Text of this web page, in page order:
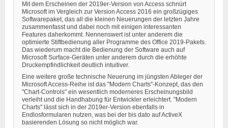
Mit dem Erscheinen der 2019er-Version von Access schnürt
Microsoft im Vergleich zur Version Access 2016 ein großzügiges
Softwarepaket, das all die kleinen Neuerungen der letzten Jahre
zusammenfasst und dabei noch mit einigen interessanten
Features daherkommt. Nennenswert ist unter anderem die
optimierte Stiftbedienung aller Programme des Office 2019-Pakets.
Das wiederum macht die Bedienung der Software auch auf
Microsoft Surface-Geräten unter anderem durch die erhöhte
Druckempfindlichkeit deutlich intuitiver.
Eine weitere große technische Neuerung im jüngsten Ableger der
Microsoft Access-Reihe ist das "Modern Charts"-Konzept, das den
"Chart-Controls" ein wesentlich moderneres Erscheinungsbild
verleiht und die Handhabung für Entwickler erleichtert. "Modern
Charts" lässt sich in der 2019er-Version ebenfalls in
Endlosformularen nutzen, was bei der bis dato auf ActiveX
basierenden Lösung so nicht möglich war.